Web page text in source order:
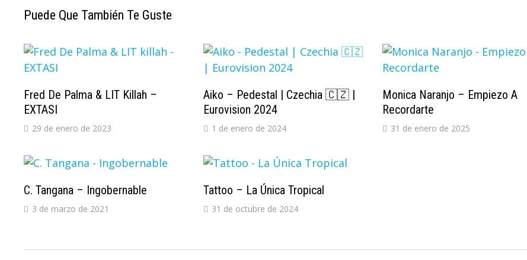
Puede Que También Te Guste
Fred De Palma & LIT Killah –
EXTASI
29 de enero de 2023
Aiko – Pedestal | Czechia 🇨🇿 |
Eurovision 2024
1 de enero de 2024
Monica Naranjo – Empiezo A
Recordarte
31 de enero de 2025
C. Tangana – Ingobernable
3 de marzo de 2021
Tattoo – La Única Tropical
31 de octubre de 2024